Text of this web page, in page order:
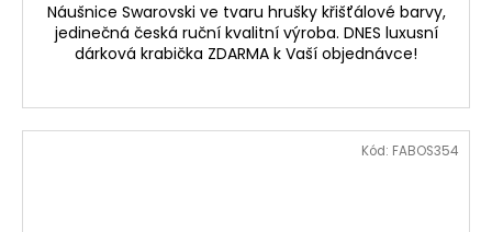
Náušnice Swarovski ve tvaru hrušky křišťálové barvy,
jedinečná česká ruční kvalitní výroba. DNES luxusní
dárková krabička ZDARMA k Vaší objednávce!
Kód: FABOS354